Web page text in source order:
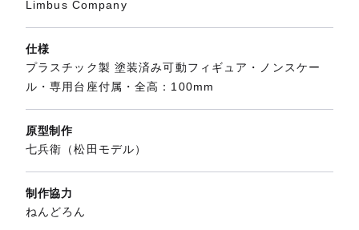
Limbus Company
仕様
プラスチック製 塗装済み可動フィギュア・ノンスケー
ル・専用台座付属・全高：100mm
原型制作
七兵衛（松田モデル）
制作協力
ねんどろん